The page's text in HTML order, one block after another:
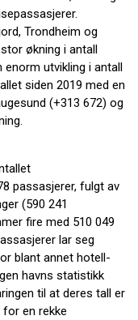
Trondheim og
økning i antall
enorm utvikling i antall
siden 2019 med en
(+313 672) og
passasjerer, fulgt av
(590 241
fire med 510 049
lar seg
blant annet hotell-
havns statistikk
til at deres tall er
for en rekke